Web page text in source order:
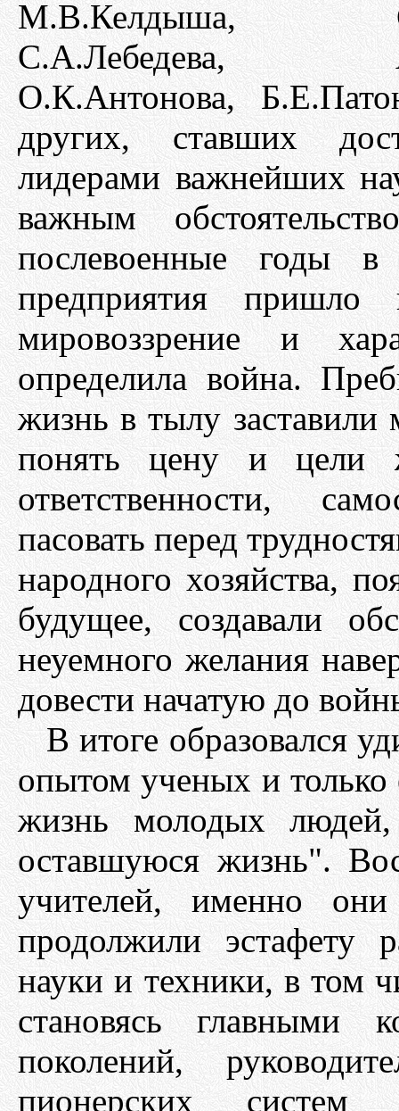
М.В.Келдыша,
С.А.Лебедева,
О.К.Антонова,
других, ставших
лидерами важнейших
важным
послевоенные годы
предприятия пришло
мировоззрение и
определила война.
жизнь в тылу заставили
понять цену и цели
ответственности,
пасовать перед
народного хозяйства,
будущее, создавали
неуемного желания
довести начатую до
В итоге образовался
опытом ученых и
жизнь молодых
оставшуюся жизнь".
учителей, именно
продолжили эстафету
науки и техники, в том
становясь главными
поколений,
пионерских систем